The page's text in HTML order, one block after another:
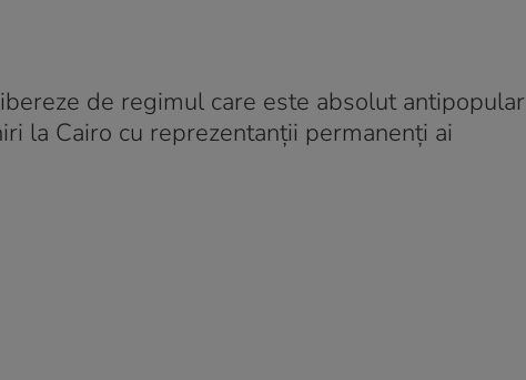
de regimul care este absolut antipopular
la Cairo cu reprezentanţii permanenţi ai